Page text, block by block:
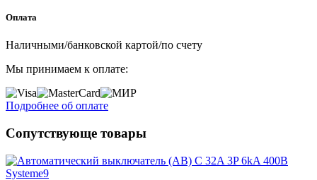
Оплата
Наличными/банковской картой/по счету
Мы принимаем к оплате:
Подробнее об оплате
Сопутствующе товары